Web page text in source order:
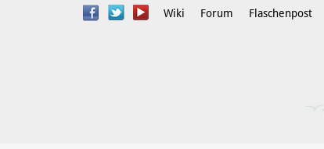
Wiki Forum Flaschenpost